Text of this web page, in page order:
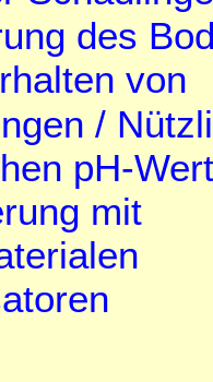
des
von
/
pH-
mit